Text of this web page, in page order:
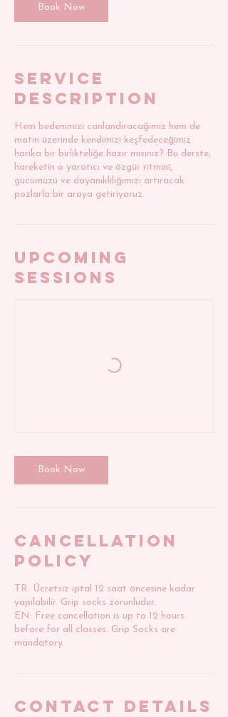
n
Book Now
Service
Description
Hem bedenimizi canlandıracağımız hem de
matın üzerinde kendimizi keşfedeceğimiz
harika bir birlikteliğe hazır mısınız? Bu derste,
hareketin o yaratıcı ve özgür ritmini,
gücümüzü ve dayanıklılığımızı artıracak
pozlarla bir araya getiriyoruz.
Upcoming
Sessions
Book Now
Cancellation
Policy
TR: Ücretsiz iptal 12 saat öncesine kadar
yapılabilir. Grip socks zorunludur.
EN: Free cancellation is up to 12 hours
before for all classes. Grip Socks are
mandatory.
Contact Details